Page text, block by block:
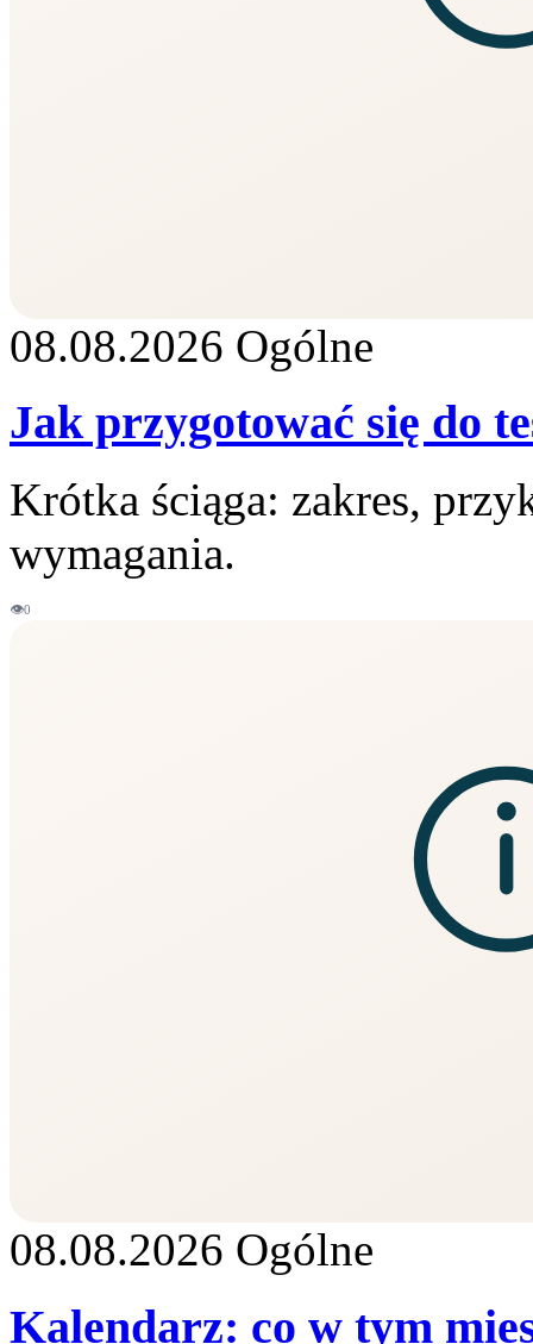
08.08.2026 Ogólne
Jak przygotować się do
Krótka ściąga: zakres,
wymagania.
👁0
08.08.2026 Ogólne
Kalendarz: co w tym